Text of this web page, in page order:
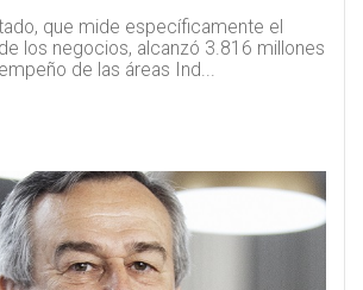
que mide específicamente el
los negocios, alcanzó 3.816 millones
de las áreas Ind...